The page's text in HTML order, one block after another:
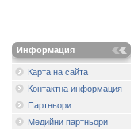
Информация
Карта на сайта
Контактна информация
Партньори
Медийни партньори